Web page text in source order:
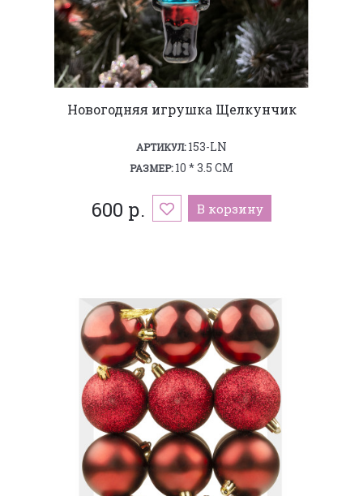
Новогодняя игрушка Щелкунчик
АРТИКУЛ:153-LN
РАЗМЕР:10 * 3.5 СМ
600 р. В корзину